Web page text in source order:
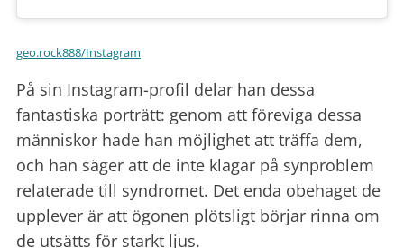
geo.rock888/Instagram
På sin Instagram-profil delar han dessa
fantastiska porträtt: genom att föreviga dessa
människor hade han möjlighet att träffa dem,
och han säger att de inte klagar på synproblem
relaterade till syndromet. Det enda obehaget de
upplever är att ögonen plötsligt börjar rinna om
de utsätts för starkt ljus.